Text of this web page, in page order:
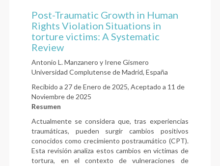
Post-Traumatic Growth in Human
Rights Violation Situations in
torture victims: A Systematic
Review
Antonio L. Manzanero y Irene Gismero
Universidad Complutense de Madrid, España
Recibido a 27 de Enero de 2025, Aceptado a 11 de
Noviembre de 2025
Resumen
Actualmente se considera que, tras experiencias
traumáticas, pueden surgir cambios positivos
conocidos como crecimiento postraumático (CPT).
Esta revisión analiza estos cambios en víctimas de
tortura, en el contexto de vulneraciones de